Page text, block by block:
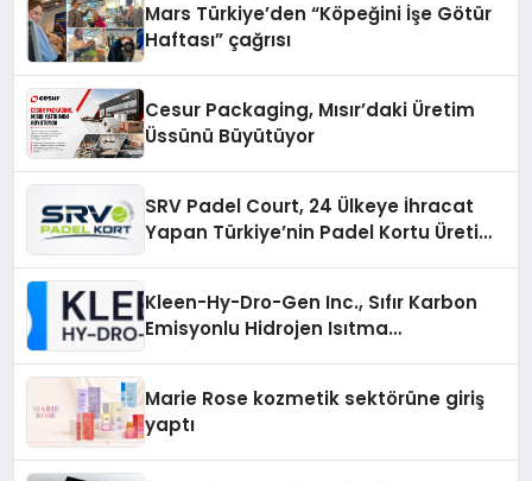
Mars Türkiye’den “Köpeğini İşe Götür
Haftası” çağrısı
Cesur Packaging, Mısır’daki Üretim
Üssünü Büyütüyor
SRV Padel Court, 24 Ülkeye İhracat
Yapan Türkiye’nin Padel Kortu Üretim
Kleen-Hy-Dro-Gen Inc., Sıfır Karbon
Emisyonlu Hidrojen Isıtma
Marie Rose kozmetik sektörüne giriş
yaptı